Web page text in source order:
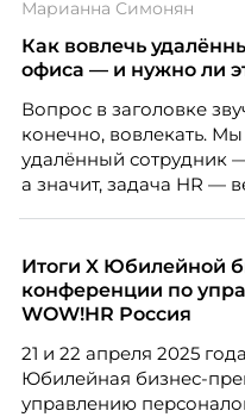
Марианна Симонян
Как вовлечь
офиса — и нужно ли
Вопрос в заголовке
конечно, вовлекать.
удалённый сотрудник
а значит, задача HR —
вовлечения, стоит
факте: данные говорят
подсказывает
People Analytics,
МИФИ, автор книги
Итоги X Юбилейной
конференции по
WOW!HR Россия
21 и 22 апреля 2025
Юбилейная бизнес-
управлению